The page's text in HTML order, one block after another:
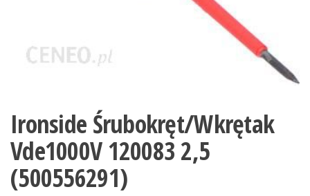
Ironside Śrubokręt/Wkrętak
Vde1000V 120083 2,5
(500556291)